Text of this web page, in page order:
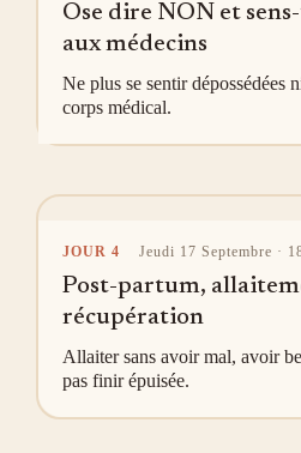
Ose dire NON et
aux médecins
Ne plus se sentir dépossédées
corps médical.
JOUR 4 Jeudi 17 Septembre ·
Post-partum,
récupération
Allaiter sans avoir mal, avoir
pas finir épuisée.